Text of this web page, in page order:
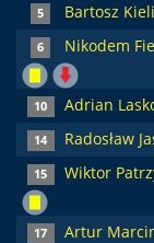
5 Bartosz
6 Nikodem
10 Adrian
14 Radosław
15 Wiktor
17 Artur